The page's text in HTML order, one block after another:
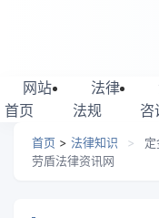
网站
首页
法律
法规
咨
首页 > 法律知识 >
劳盾法律资讯网